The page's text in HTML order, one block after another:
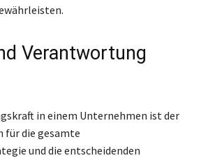
Verantwortung
in einem Unternehmen ist der
für die gesamte
und die entscheidenden